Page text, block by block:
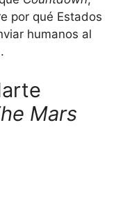
por qué Estados
humanos al
Mars